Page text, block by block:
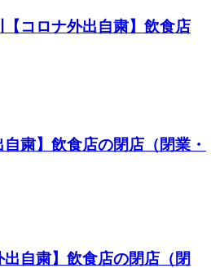
コロナ外出自粛】飲食店
粛】飲食店の閉店（閉業・
自粛】飲食店の閉店（閉